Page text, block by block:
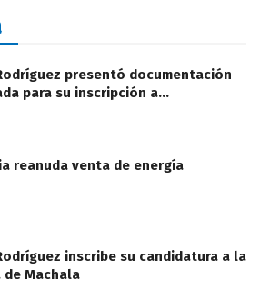
presentó documentación
para su inscripción a…
reanuda venta de energía
inscribe su candidatura a la
Machala